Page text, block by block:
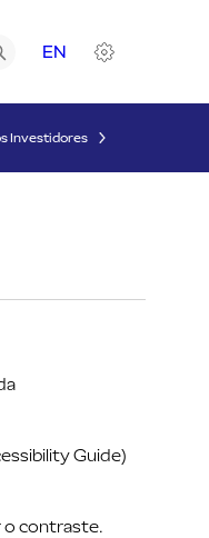
EN
Investidores
Guide)
o contraste.